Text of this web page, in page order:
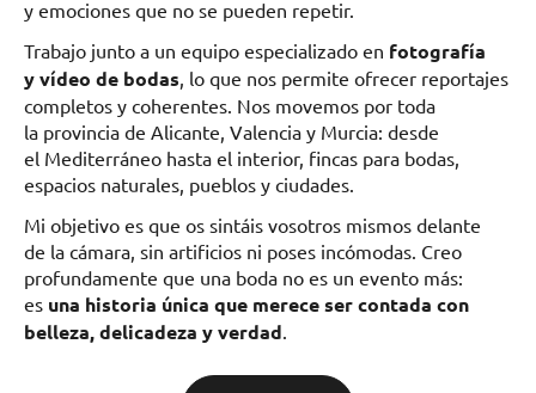
y emociones que no se pueden repetir.
Trabajo junto a un equipo especializado en fotografía
y vídeo de bodas , lo que nos permite ofrecer reportajes
completos y coherentes. Nos movemos por toda
la provincia de Alicante, Valencia y Murcia: desde
el Mediterráneo hasta el interior, fincas para bodas,
espacios naturales, pueblos y ciudades.
Mi objetivo es que os sintáis vosotros mismos delante
de la cámara, sin artificios ni poses incómodas. Creo
profundamente que una boda no es un evento más:
es una historia única que merece ser contada con
belleza, delicadeza y verdad